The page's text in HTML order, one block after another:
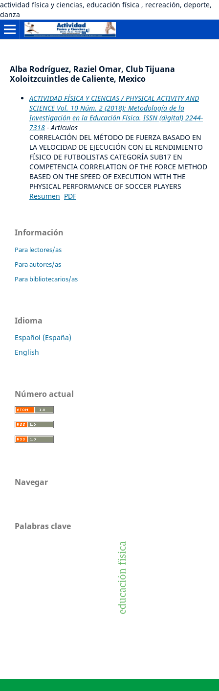
actividad física y ciencias, educación física , recreación, deporte,
danza
Alba Rodríguez, Raziel Omar, Club Tijuana
Xoloitzcuintles de Caliente, Mexico
ACTIVIDAD FÍSICA Y CIENCIAS / PHYSICAL ACTIVITY AND
SCIENCE Vol. 10 Núm. 2 (2018): Metodología de la
Investigación en la Educación Física. ISSN (digital) 2244-
7318- Artículos
CORRELACIÓN DEL MÉTODO DE FUERZA BASADO EN
LA VELOCIDAD DE EJECUCIÓN CON EL RENDIMIENTO
FÍSICO DE FUTBOLISTAS CATEGORÍA SUB17 EN
COMPETENCIA CORRELATION OF THE FORCE METHOD
BASED ON THE SPEED OF EXECUTION WITH THE
PHYSICAL PERFORMANCE OF SOCCER PLAYERS
Resumen PDF
Información
Para lectores/as
Para autores/as
Para bibliotecarios/as
Idioma
Español (España)
English
Número actual
Navegar
Palabras clave
educación física